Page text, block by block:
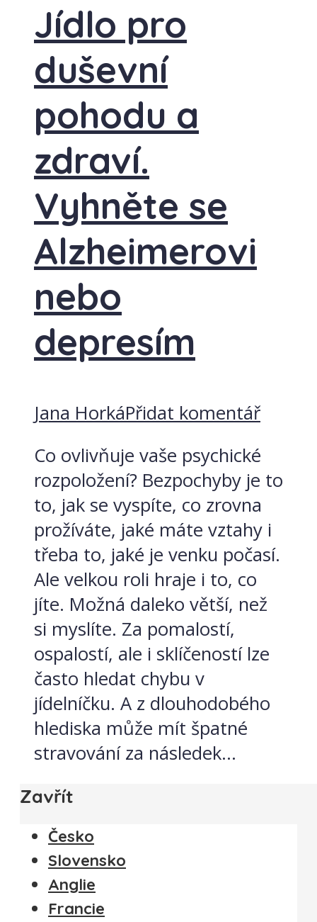
Jídlo pro
duševní
pohodu a
zdraví.
Vyhněte se
Alzheimerovi
nebo
depresím
Jana HorkáPřidat komentář
Co ovlivňuje vaše psychické
rozpoložení? Bezpochyby je to
to, jak se vyspíte, co zrovna
prožíváte, jaké máte vztahy i
třeba to, jaké je venku počasí.
Ale velkou roli hraje i to, co
jíte. Možná daleko větší, než
si myslíte. Za pomalostí,
ospalostí, ale i sklíčeností lze
často hledat chybu v
jídelníčku. A z dlouhodobého
hlediska může mít špatné
stravování za následek...
Zavřít
Česko
Slovensko
Anglie
Francie